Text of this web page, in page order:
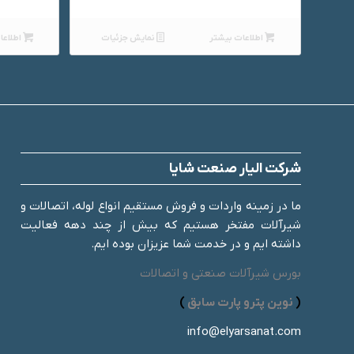
اطلاعات بیشتر نمایش جزئیات
شرکت الیار صنعت شایا
ما در زمینه واردات و فروش مستقیم انواع لوله، اتصالات و
شیرآلات مفتخر هستیم که بیش از چند دهه فعالیت
داشته ایم و در خدمت شما عزیزان بوده ایم.
بورس شیرآلات صنعتی و اتصالات
( نوین پترو پارت سابق )
info@elyarsanat.com